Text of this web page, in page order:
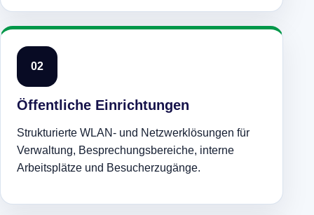
02
Öffentliche Einrichtungen
Strukturierte WLAN- und Netzwerklösungen für
Verwaltung, Besprechungsbereiche, interne
Arbeitsplätze und Besucherzugänge.